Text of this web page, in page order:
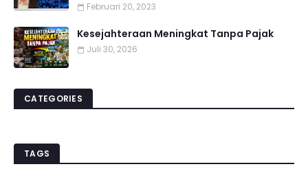
Februari 20, 2023
Kesejahteraan Meningkat Tanpa Pajak
Juli 30, 2026
CATEGORIES
TAGS